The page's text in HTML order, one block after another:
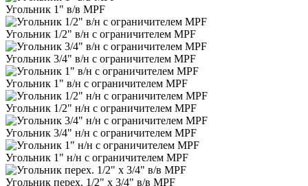
Угольник 1" в/в MPF
Угольник 1/2" в/н с ограничителем MPF
Угольник 3/4" в/н с ограничителем MPF
Угольник 1" в/н с ограничителем MPF
Угольник 1/2" н/н с ограничителем MPF
Угольник 3/4" н/н с ограничителем MPF
Угольник 1" н/н с ограничителем MPF
Угольник перех. 1/2" х 3/4" в/в MPF